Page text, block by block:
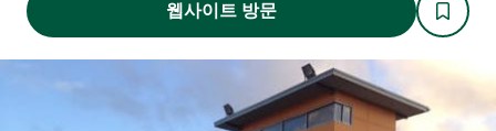
웹사이트 방문